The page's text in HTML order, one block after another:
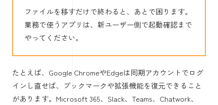
ファイルを移すだけで終わると、あとで困ります。
業務で使うアプリは、新ユーザー側で起動確認まで
やってください。
たとえば、Google ChromeやEdgeは同期アカウントでログ
インし直せば、ブックマークや拡張機能を復元できること
があります。Microsoft 365、Slack、Teams、Chatwork、